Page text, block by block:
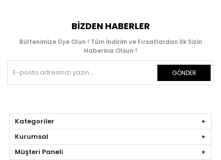
BIZDEN HABERLER
Bültenimize Üye Olun ! Tüm İndirim ve Fırsatlardan İlk Sizin
Haberiniz Olsun !
GÖNDER
Kategoriler
Kurumsal
Müşteri Paneli